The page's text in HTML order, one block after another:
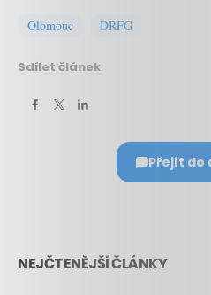
Olomouc DRFG
Sdílet článek
Přejít do
NEJČTENĚJŠÍ ČLÁNKY